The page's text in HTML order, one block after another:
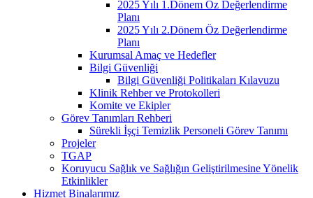
2025 Yılı 1.Dönem Öz Değerlendirme
Planı
2025 Yılı 2.Dönem Öz Değerlendirme
Planı
Kurumsal Amaç ve Hedefler
Bilgi Güvenliği
Bilgi Güvenliği Politikaları Kılavuzu
Klinik Rehber ve Protokolleri
Komite ve Ekipler
Görev Tanımları Rehberi
Sürekli İşçi Temizlik Personeli Görev Tanımı
Projeler
TGAP
Koruyucu Sağlık ve Sağlığın Geliştirilmesine Yönelik
Etkinlikler
Hizmet Binalarımız